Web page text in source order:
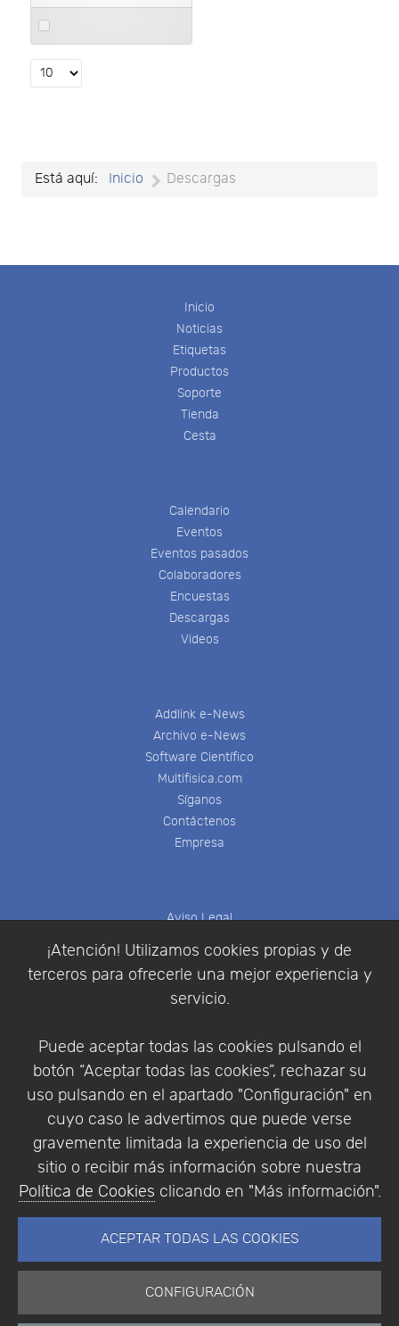
¡Atención! Utilizamos cookies propias y de
terceros para ofrecerle una mejor experiencia y
servicio.
Puede aceptar todas las cookies pulsando el
botón “Aceptar todas las cookies”, rechazar su
uso pulsando en el apartado "Configuración" en
cuyo caso le advertimos que puede verse
gravemente limitada la experiencia de uso del
sitio o recibir más información sobre nuestra
Política de Cookies clicando en "Más información".
ACEPTAR TODAS LAS COOKIES
CONFIGURACIÓN
Select
an
item
Select
the
per
Está aquí: Inicio Descargas
Inicio
Noticias
Etiquetas
Productos
Soporte
Tienda
Cesta
Calendario
Eventos
Eventos pasados
Colaboradores
Encuestas
Descargas
Videos
Addlink e-News
Archivo e-News
Software Científico
Multifisica.com
Síganos
Contáctenos
Empresa
Aviso Legal
Política de Privacidad
Condiciones de compra
Identificarse
Empresa|Aviso Legal| Política de Privacidad |
Política de Cookies
© Copyright 1994 - 2026. Addlink Software
Científico, S.L.
Portugal.